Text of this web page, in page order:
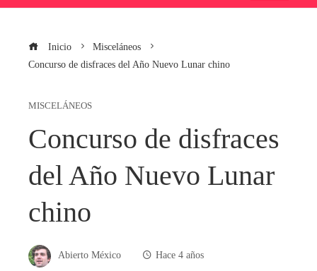
Inicio
Misceláneos
Concurso de disfraces del Año Nuevo Lunar chino
MISCELÁNEOS
Concurso de disfraces
del Año Nuevo Lunar
chino
Abierto México Hace 4 años